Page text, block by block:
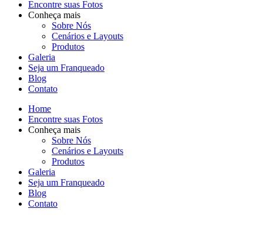
Encontre suas Fotos
Conheça mais
Sobre Nós
Cenários e Layouts
Produtos
Galeria
Seja um Franqueado
Blog
Contato
Home
Encontre suas Fotos
Conheça mais
Sobre Nós
Cenários e Layouts
Produtos
Galeria
Seja um Franqueado
Blog
Contato